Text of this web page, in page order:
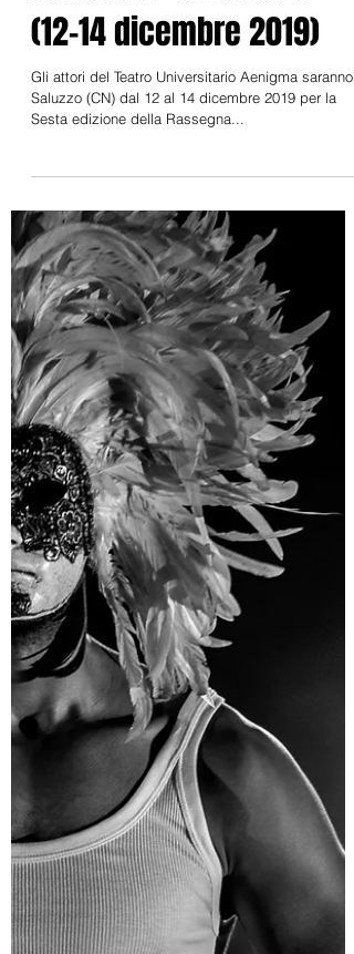
Il Teatro Aenigma alla
rassegna “Destini
incrociati” di Saluzzo
(12-14 dicembre 2019)
Gli attori del Teatro Universitario Aenigma saranno
Saluzzo (CN) dal 12 al 14 dicembre 2019 per la
Sesta edizione della Rassegna...